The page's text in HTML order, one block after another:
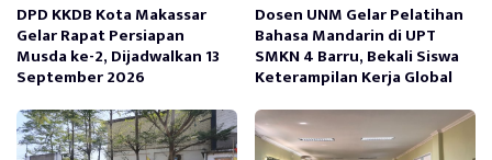
DPD KKDB Kota Makassar
Gelar Rapat Persiapan
Musda ke-2, Dijadwalkan 13
September 2026
Dosen UNM Gelar Pelatihan
Bahasa Mandarin di UPT
SMKN 4 Barru, Bekali Siswa
Keterampilan Kerja Global